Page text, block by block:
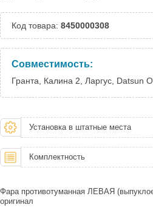
Код товара: 8450000308
Совместимость:
Гранта, Калина 2, Ларгус, Datsun
Установка в штатные места
Комплектность
Фара противотуманная ЛЕВАЯ
оригинал